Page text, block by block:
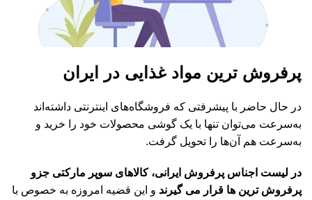
پرفروش ترین مواد غذایی در ایران
در حال حاضر با پیشرفتی که فروشگاه‌های اینترنتی داشته‌اند
به‌سرعت می‌توان تنها با یک گوشی محصولات خود را خرید و
به‌سرعت هم آن‌ها را تحویل گرفت.
در لیست اجناس پرفروش ایرانی، کالاهای سوپر مارکتی جزو
پرفروش ترین ها قرار می گیرند و این قضیه امروزه به خصوص با